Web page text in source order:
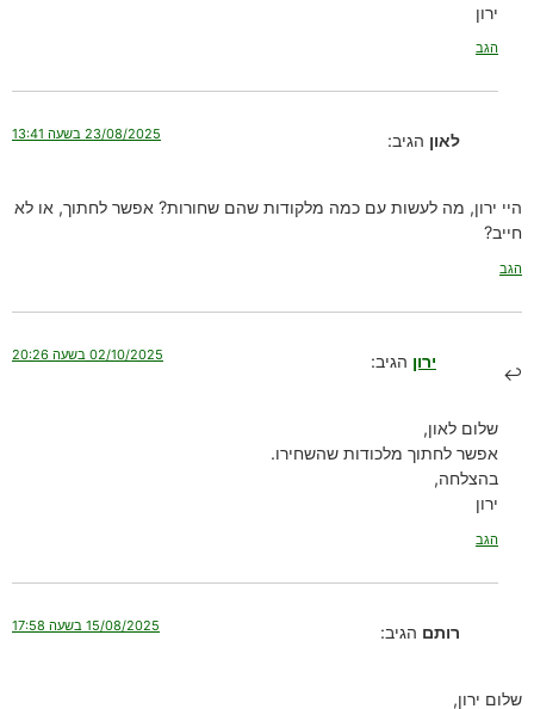
ירון
הגב
לאון הגיב: 23/08/2025 בשעה 13:41
היי ירון, מה לעשות עם כמה מלקודות שהם שחורות? אפשר לחתוך, או לא
חייב?
הגב
ירון הגיב: 02/10/2025 בשעה 20:26
שלום לאון,
אפשר לחתוך מלכודות שהשחירו.
בהצלחה,
ירון
הגב
רותם הגיב: 15/08/2025 בשעה 17:58
שלום ירון,